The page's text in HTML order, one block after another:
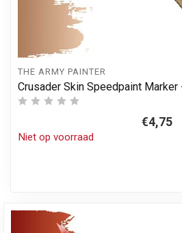
THE ARMY PAINTER
Crusader Skin Speedpaint
€4,75
Niet op voorraad